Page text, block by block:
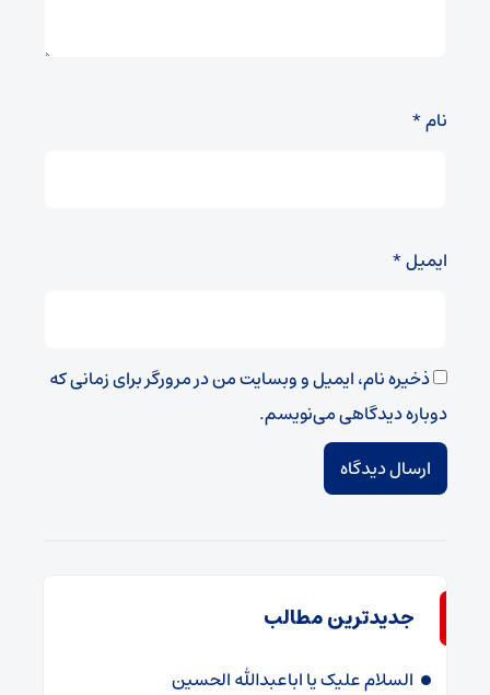
نام*
ایمیل*
ذخیره نام، ایمیل و وبسایت من در مرورگر برای زمانی که
دوباره دیدگاهی می‌نویسم.
جدیدترین مطالب
السلام علیک یا اباعبدالله الحسین